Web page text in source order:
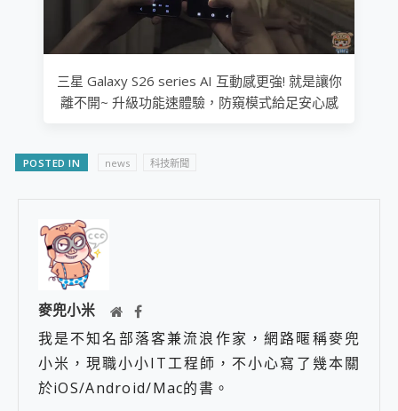
三星 Galaxy S26 series AI 互動感更強! 就是讓你
離不開~ 升級功能速體驗，防窺模式給足安心感
POSTED IN news 科技新聞
麥兜小米
我是不知名部落客兼流浪作家，網路暱稱麥兜
小米，現職小小IT工程師，不小心寫了幾本關
於iOS/Android/Mac的書。